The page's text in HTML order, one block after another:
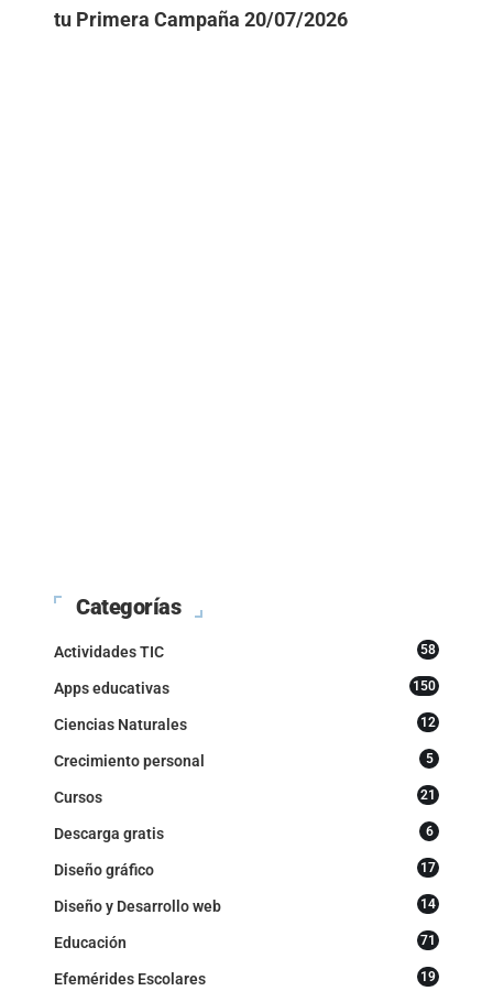
tu Primera Campaña 20/07/2026
Categorías
Actividades TIC 58
Apps educativas 150
Ciencias Naturales 12
Crecimiento personal 5
Cursos 21
Descarga gratis 6
Diseño gráfico 17
Diseño y Desarrollo web 14
Educación 71
Efemérides Escolares 19